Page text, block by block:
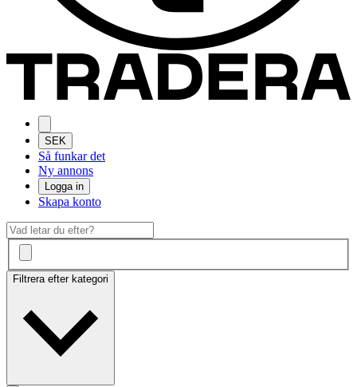
SEK
Så funkar det
Ny annons
Logga in
Skapa konto
Filtrera efter kategori